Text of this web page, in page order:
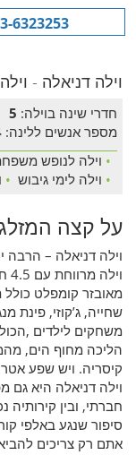
6323253
וילה דניאלה -
חדרי שינה בוילה: 5
מספר אנשים ללינה:
• וילה לנופש
• וילה לימי גיבוש •
על קצה
וילה דניאלה – הרבה
מאובזר קומפלט כולל
שחייה, ג’קוזי, פינת
משחקים לילדים
הליכה מחוף הים,
קיסריה. ויש שפע
וילה דניאלה היא גם
חברתי, ובין
סיפור שנגע באלפי
אתם רק צריכים